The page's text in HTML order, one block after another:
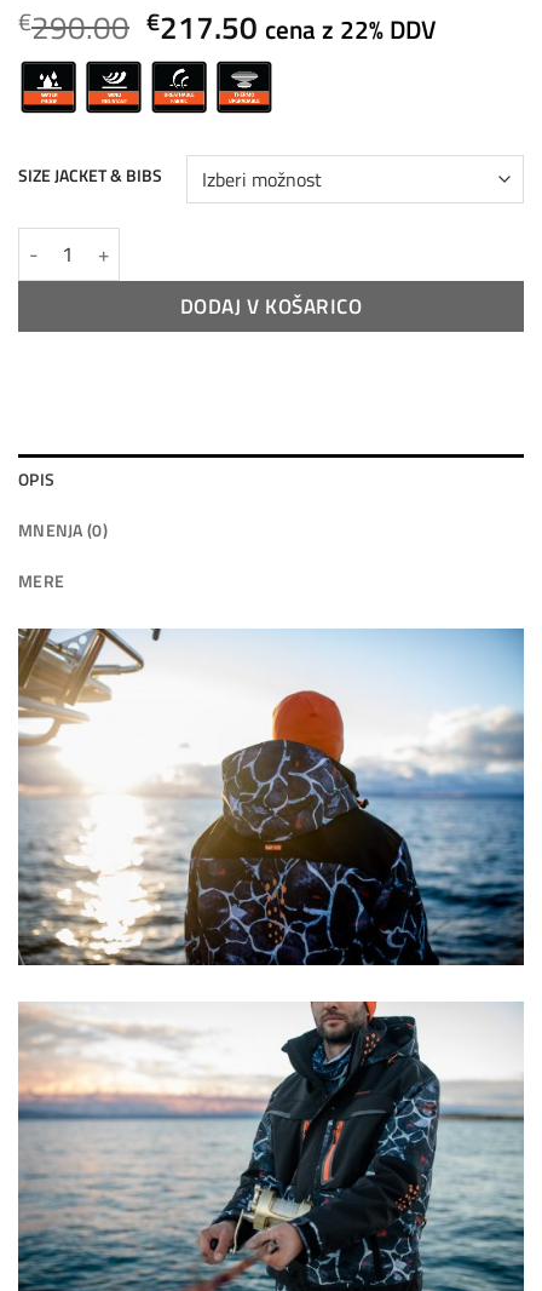
€290.00 Izvirna
cena
je
bila:
€290.00.
€217.50Trenutna
cena
je:
€217.50.
cena z 22% DDV
SIZE JACKET & BIBS
STORM-RIDER ALL-WEATHER JAKNA + Inner Jacket količina
DODAJ V KOŠARICO
OPIS
MNENJA (0)
MERE